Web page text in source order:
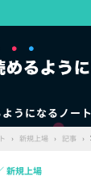
うになるノート
› 新規上場 › 記事 ›
新規上場